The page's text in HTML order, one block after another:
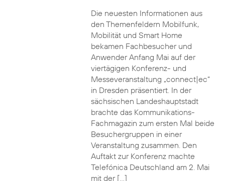
Die neuesten Informationen aus
den Themenfeldern Mobilfunk,
Mobilität und Smart Home
bekamen Fachbesucher und
Anwender Anfang Mai auf der
viertägigen Konferenz- und
Messeveranstaltung „connect|ec“
in Dresden präsentiert. In der
sächsischen Landeshauptstadt
brachte das Kommunikations-
Fachmagazin zum ersten Mal beide
Besuchergruppen in einer
Veranstaltung zusammen. Den
Auftakt zur Konferenz machte
Telefónica Deutschland am 2. Mai
mit der […]